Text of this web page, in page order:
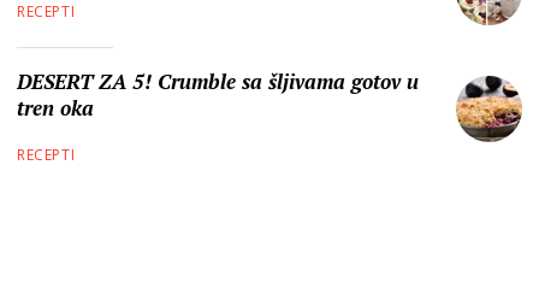
RECEPTI
DESERT ZA 5! Crumble sa šljivama gotov u
tren oka
RECEPTI